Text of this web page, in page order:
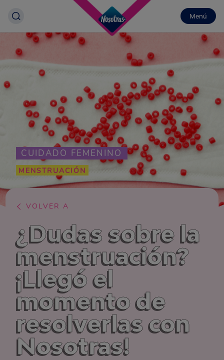
Menú
CUIDADO FEMENINO
MENSTRUACIÓN
VOLVER A
¿Dudas sobre la
menstruación?
¡Llegó el
momento de
resolverlas con
Nosotras!